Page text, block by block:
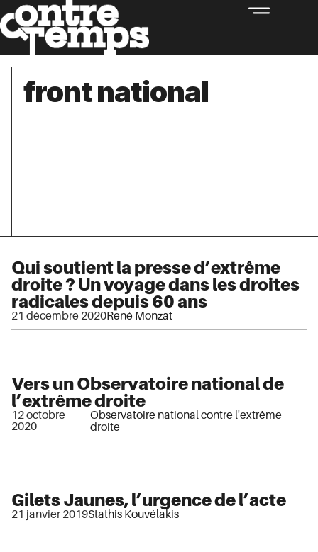
front national
Qui soutient la presse d’extrême
droite ? Un voyage dans les droites
radicales depuis 60 ans
21 décembre 2020René Monzat
Vers un Observatoire national de
l’extrême droite
12 octobre
2020
Observatoire national contre l'extrême
droite
Gilets Jaunes, l’urgence de l’acte
21 janvier 2019Stathis Kouvélakis